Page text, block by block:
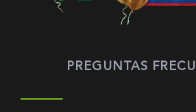
PREGUNTAS